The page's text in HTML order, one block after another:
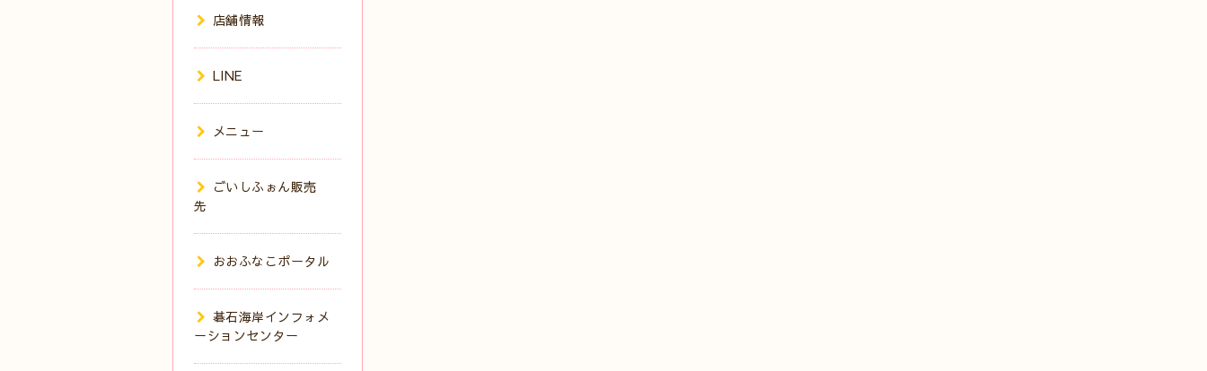
店舗情報
LINE
メニュー
ごいしふぉん販売
先
おおふなこポータル
碁石海岸インフォメ
ーションセンター